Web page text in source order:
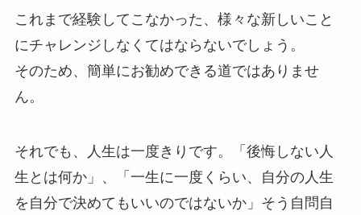
これまで経験してこなかった、様々な新しいこと
にチャレンジしなくてはならないでしょう。
そのため、簡単にお勧めできる道ではありませ
ん。
それでも、人生は一度きりです。「後悔しない人
生とは何か」、「一生に一度くらい、自分の人生
を自分で決めてもいいのではないか」そう自問自